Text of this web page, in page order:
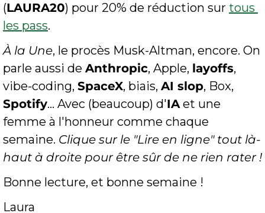
(LAURA20) pour 20% de réduction sur tous
les pass.
À la Une, le procès Musk-Altman, encore. On
parle aussi de Anthropic, Apple, layoffs,
vibe-coding, SpaceX, biais, AI slop
Spotify... Avec (beaucoup) d'IA et une
femme à l'honneur comme chaque
semaine. Clique sur le "Lire en ligne" tout là-
haut à droite pour être sûr de ne rien rater !
Bonne lecture, et bonne semaine !
Laura